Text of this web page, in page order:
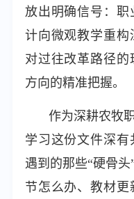
放出明确信号：职
计向微观教学重构
对过往改革路径
方向的精准把握。
作为深耕农牧
学习这份文件深
遇到的那些“硬骨
节怎么办、教材更